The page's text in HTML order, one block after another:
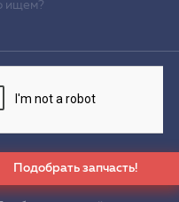
Подобрать запчасть!